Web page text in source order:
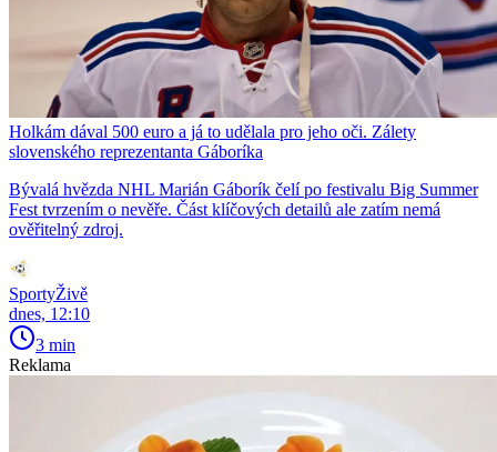
Holkám dával 500 euro a já to udělala pro jeho oči. Zálety
slovenského reprezentanta Gáboríka
Bývalá hvězda NHL Marián Gáborík čelí po festivalu Big Summer
Fest tvrzením o nevěře. Část klíčových detailů ale zatím nemá
ověřitelný zdroj.
SportyŽivě
dnes, 12:10
3 min
Reklama